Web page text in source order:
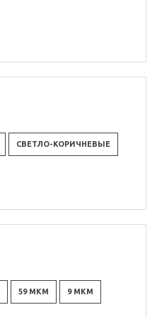
СВЕТЛО-КОРИЧНЕВЫЕ
59 МКМ 9 МКМ